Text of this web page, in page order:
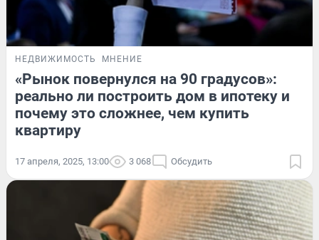
НЕДВИЖИМОСТЬ МНЕНИЕ
«Рынок повернулся на 90 градусов»:
реально ли построить дом в ипотеку и
почему это сложнее, чем купить
квартиру
17 апреля, 2025, 13:00 3 068 Обсудить